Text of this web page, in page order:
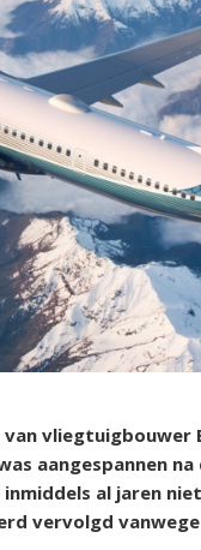
van vliegtuigbouwer
aangespannen
inmiddels al jaren
vervolgd